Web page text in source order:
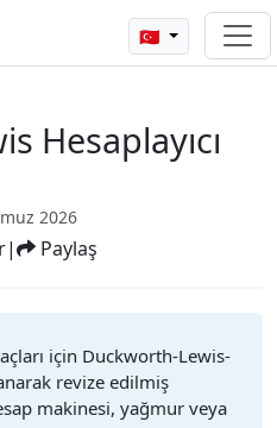
🇹🇷
Hesaplayıcı
2026
| Paylaş
için Duckworth-Lewis-
revize edilmiş
makinesi, yağmur veya